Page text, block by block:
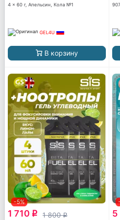
4 x 60 г, Апельсин, Кола №1
GEL4U
В корзину
-5%
1 710 q 1 800q 5